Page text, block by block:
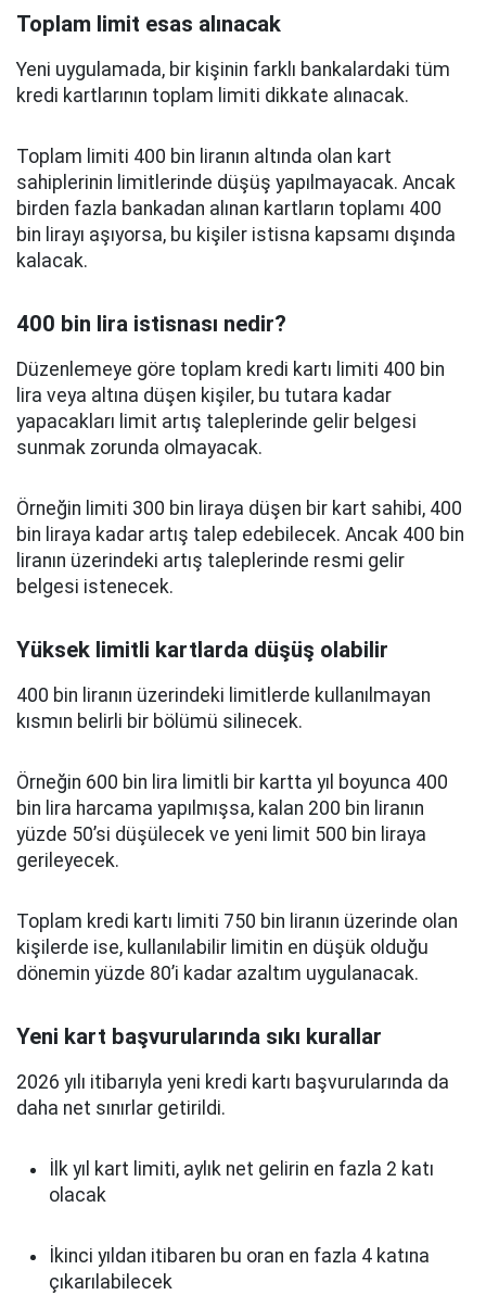
Toplam limit esas alınacak
Yeni uygulamada, bir kişinin farklı bankalardaki tüm
kredi kartlarının toplam limiti dikkate alınacak.
Toplam limiti 400 bin liranın altında olan kart
sahiplerinin limitlerinde düşüş yapılmayacak. Ancak
birden fazla bankadan alınan kartların toplamı 400
bin lirayı aşıyorsa, bu kişiler istisna kapsamı dışında
kalacak.
400 bin lira istisnası nedir?
Düzenlemeye göre toplam kredi kartı limiti 400 bin
lira veya altına düşen kişiler, bu tutara kadar
yapacakları limit artış taleplerinde gelir belgesi
sunmak zorunda olmayacak.
Örneğin limiti 300 bin liraya düşen bir kart sahibi, 400
bin liraya kadar artış talep edebilecek. Ancak 400 bin
liranın üzerindeki artış taleplerinde resmi gelir
belgesi istenecek.
Yüksek limitli kartlarda düşüş olabilir
400 bin liranın üzerindeki limitlerde kullanılmayan
kısmın belirli bir bölümü silinecek.
Örneğin 600 bin lira limitli bir kartta yıl boyunca 400
bin lira harcama yapılmışsa, kalan 200 bin liranın
yüzde 50’si düşülecek ve yeni limit 500 bin liraya
gerileyecek.
Toplam kredi kartı limiti 750 bin liranın üzerinde olan
kişilerde ise, kullanılabilir limitin en düşük olduğu
dönemin yüzde 80’i kadar azaltım uygulanacak.
Yeni kart başvurularında sıkı kurallar
2026 yılı itibarıyla yeni kredi kartı başvurularında da
daha net sınırlar getirildi.
İlk yıl kart limiti, aylık net gelirin en fazla 2 katı
olacak
İkinci yıldan itibaren bu oran en fazla 4 katına
çıkarılabilecek